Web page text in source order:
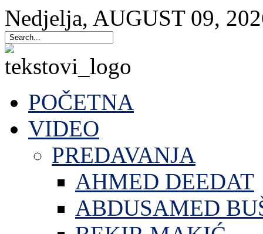
Nedjelja, AUGUST 09,
POČETNA
VIDEO
PREDAVANJA
AHMED DEEDAT
ABDUSAMED